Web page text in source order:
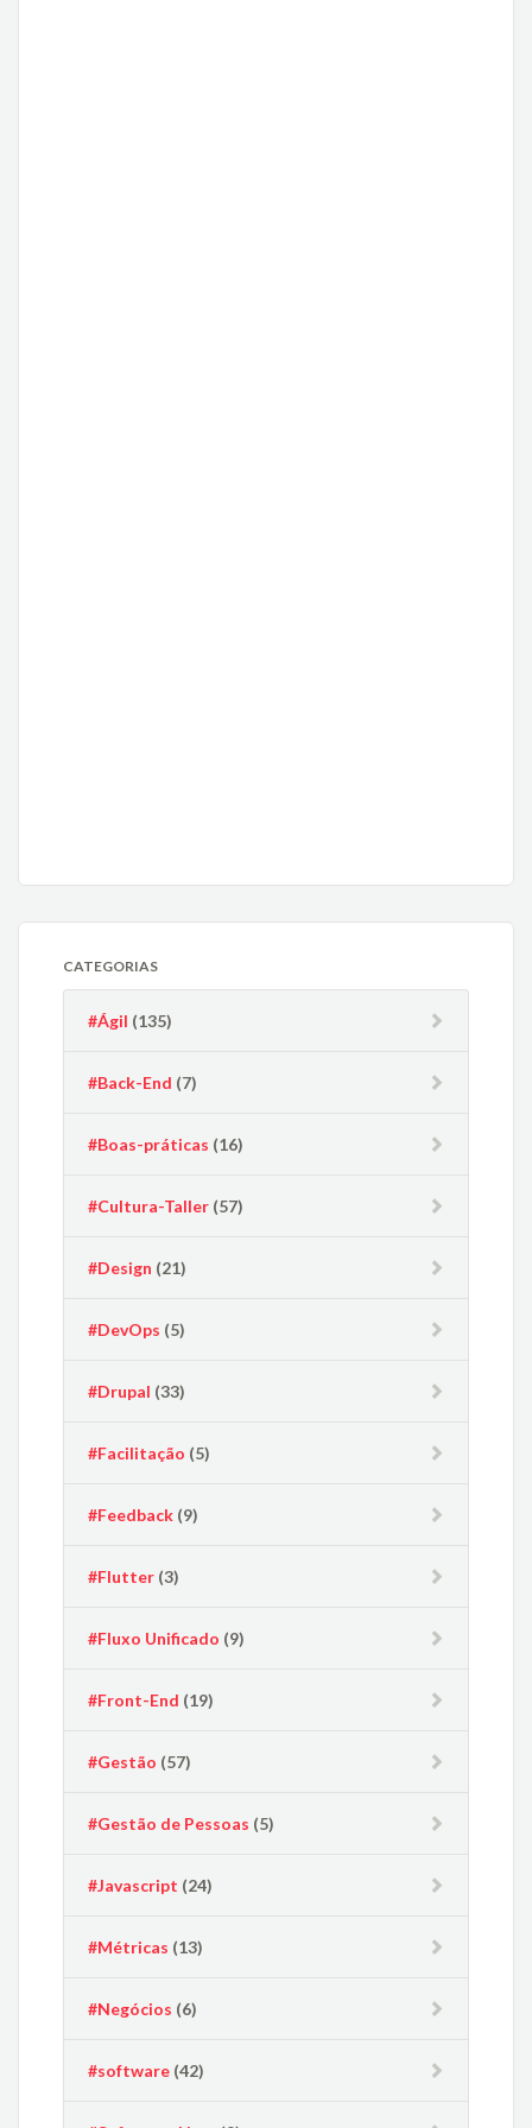
CATEGORIAS
#Ágil (135)
#Back-End (7)
#Boas-práticas (16)
#Cultura-Taller (57)
#Design (21)
#DevOps (5)
#Drupal (33)
#Facilitação (5)
#Feedback (9)
#Flutter (3)
#Fluxo Unificado (9)
#Front-End (19)
#Gestão (57)
#Gestão de Pessoas (5)
#Javascript (24)
#Métricas (13)
#Negócios (6)
#software (42)